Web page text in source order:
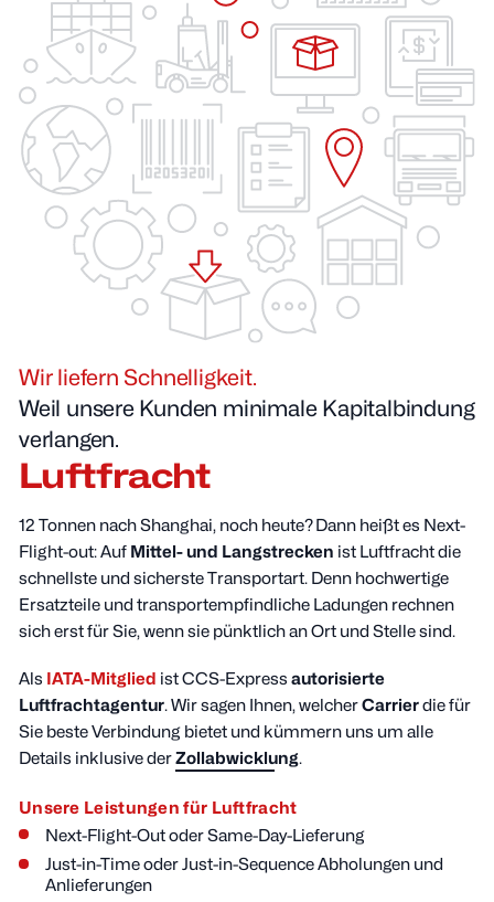
IT-Lösungen
Consulting
Wir liefern Schnelligkeit.
Weil unsere Kunden minimale Kapitalbindung
verlangen.
Luftfracht
12 Tonnen nach Shanghai, noch heute? Dann heißt es Next-
Flight-out: Auf Mittel- und Langstrecken ist Luftfracht die
schnellste und sicherste Transportart. Denn hochwertige
Ersatzteile und transportempfindliche Ladungen rechnen
sich erst für Sie, wenn sie pünktlich an Ort und Stelle sind.
Als IATA-Mitglied ist CCS-Express autorisierte
Luftfrachtagentur. Wir sagen Ihnen, welcherCarrierdie für
Sie beste Verbindung bietet und kümmern uns um alle
Details inklusive derZollabwicklung.
Unsere Leistungen für Luftfracht
Next-Flight-Out oder Same-Day-Lieferung
Just-in-Time oder Just-in-Sequence Abholungen und
Anlieferungen